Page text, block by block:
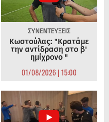
ΣΥΝΕΝΤΕΥΞΕΙΣ
Κωστούλας: "Κρατάμε
την αντίδραση στο β'
ημίχρονο "
01/08/2026 | 15:00